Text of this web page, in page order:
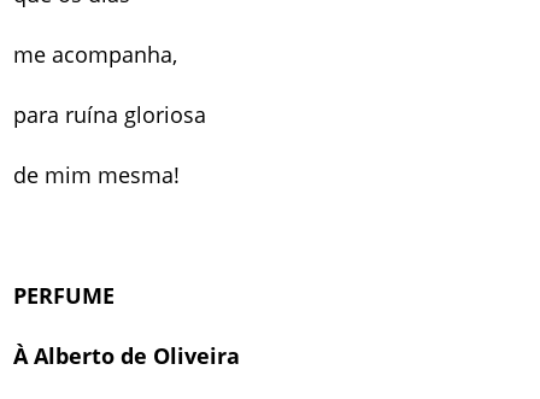
me acompanha,
para ruína gloriosa
de mim mesma!
PERFUME
À Alberto de Oliveira